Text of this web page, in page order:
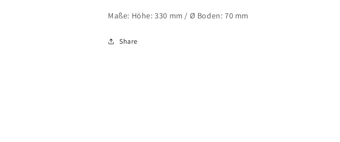
Maße: Höhe: 330 mm / Ø Boden: 70 mm
Share